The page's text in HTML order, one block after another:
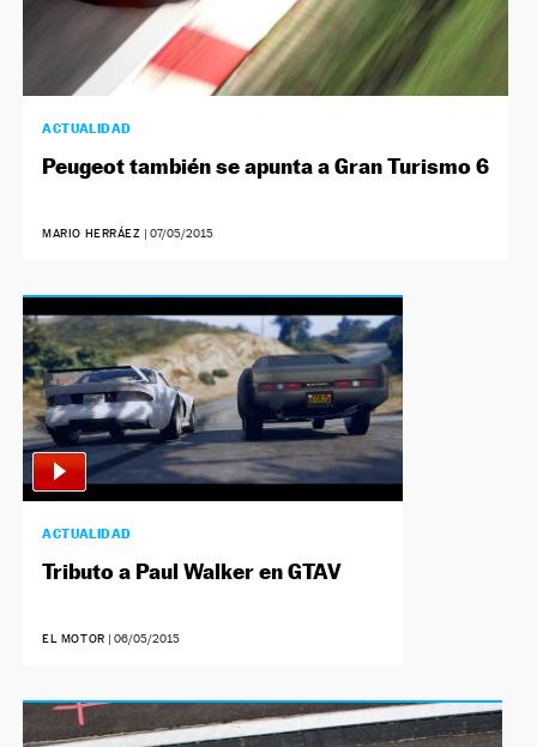
ACTUALIDAD
Peugeot también se apunta a Gran Turismo 6
MARIO HERRÁEZ | 07/05/2015
ACTUALIDAD
Tributo a Paul Walker en GTAV
EL MOTOR | 06/05/2015